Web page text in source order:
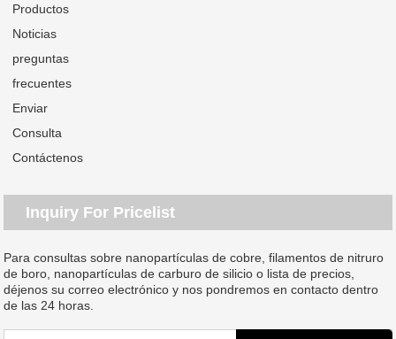
Productos
Noticias
preguntas
frecuentes
Enviar
Consulta
Contáctenos
Inquiry For Pricelist
Para consultas sobre nanopartículas de cobre, filamentos de nitruro
de boro, nanopartículas de carburo de silicio o lista de precios,
déjenos su correo electrónico y nos pondremos en contacto dentro
de las 24 horas.